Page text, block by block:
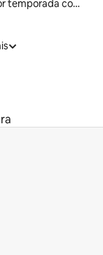
Aluguéis por temporada com banheira de hidromassagem